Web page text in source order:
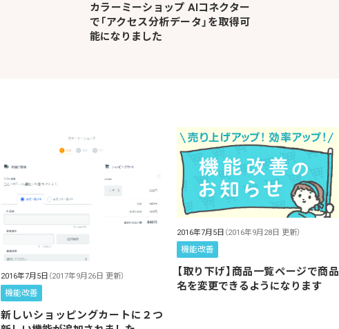
カラーミーショップ AIコネクター
で「アクセス分析データ」を取得可
能になりました
2016年7月5日 （2017年9月26日 更新）
機能改善
新しいショッピングカートに２つ
2016年7月5日 （2016年9月28日 更新）
機能改善
【取り下げ】商品一覧ページで商品
名を変更できるようになります